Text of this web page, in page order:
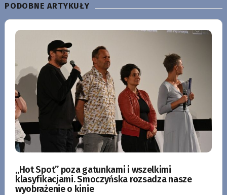
PODOBNE ARTYKUŁY
„Hot Spot” poza gatunkami i wszelkimi
klasyfikacjami. Smoczyńska rozsadza nasze
wyobrażenie o kinie